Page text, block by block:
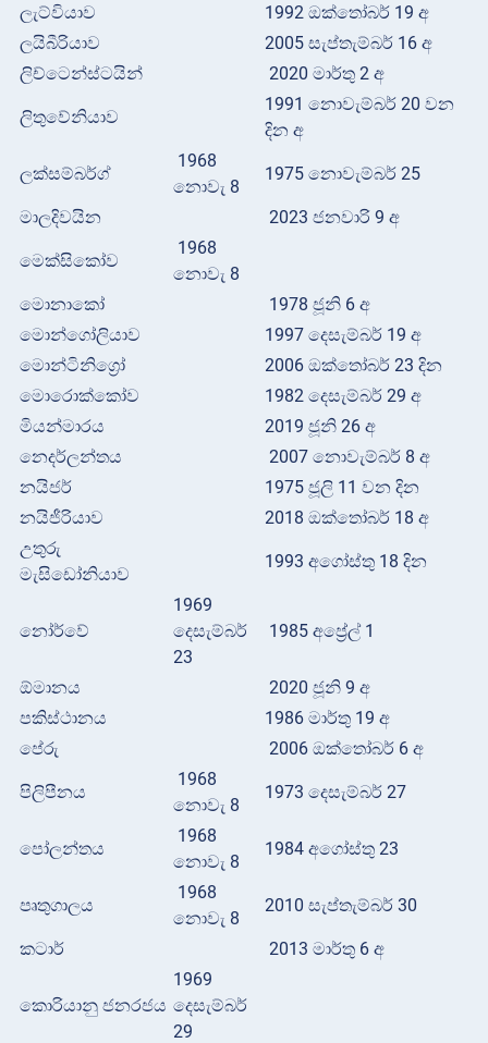
ලැට්වියාව
1992 ඔක්තෝබර් 19 අ
ලයිබීරියාව
2005 සැප්තැම්බර් 16 අ
ලිච්ටෙන්ස්ටයින්
2020 මාර්තු 2 අ
ලිතුවේනියාව
1991 නොවැම්බර් 20 වන
දින අ
ලක්සම්බර්ග්
1968
නොවැ 8
1975 නොවැම්බර් 25
මාලදිවයින 2023 ජනවාරි 9 අ
මෙක්සිකෝව
1968
නොවැ 8
මොනාකෝ
1978 ජූනි 6 අ
මොන්ගෝලියාව
1997 දෙසැම්බර් 19 අ
මොන්ටිනිග්‍රෝ
2006 ඔක්තෝබර් 23 දින
මොරොක්කෝව
1982 දෙසැම්බර් 29 අ
මියන්මාරය
2019 ජූනි 26 අ
නෙදර්ලන්තය
2007 නොවැම්බර් 8 අ
නයිජර්
1975 ජූලි 11 වන දින
නයිජීරියාව
2018 ඔක්තෝබර් 18 අ
උතුරු
මැසිඩෝනියාව
1993 අගෝස්තු 18 දින
නෝර්වේ
1969
දෙසැම්බර්
23
1985 අප්‍රේල් 1
ඕමානය
2020 ජූනි 9 අ
පකිස්ථානය
1986 මාර්තු 19 අ
පේරු
2006 ඔක්තෝබර් 6 අ
පිලිපීනය
1968
නොවැ 8
1973 දෙසැම්බර් 27
පෝලන්තය
1968
නොවැ 8
1984 අගෝස්තු 23
පෘතුගාලය
1968
නොවැ 8
2010 සැප්තැම්බර් 30
කටාර් 2013 මාර්තු 6 අ
කොරියානු ජනරජය
1969
දෙසැම්බර්
29